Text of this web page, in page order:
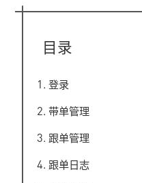
目录
登录
带单管理
跟单管理
跟单日志